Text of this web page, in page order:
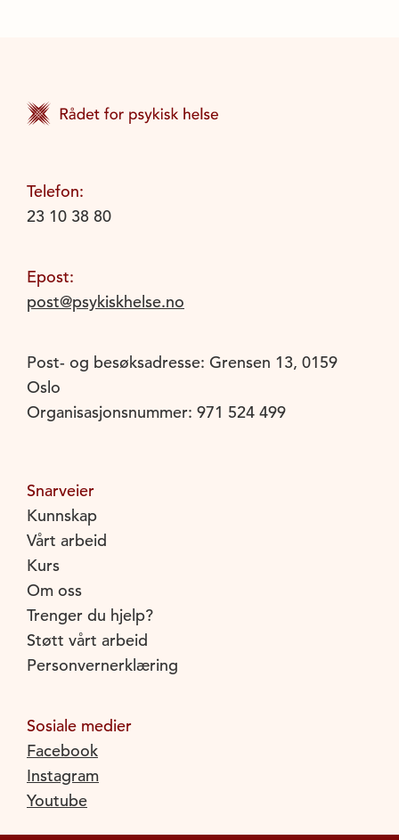
Telefon:
23 10 38 80
Epost:
post@psykiskhelse.no
Post- og besøksadresse: Grensen 13, 0159
Oslo
Organisasjonsnummer: 971 524 499
Snarveier
Kunnskap
Vårt arbeid
Kurs
Om oss
Trenger du hjelp?
Støtt vårt arbeid
Personvernerklæring
Sosiale medier
Facebook
Instagram
Youtube